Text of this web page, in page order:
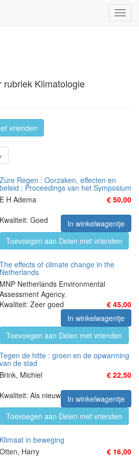
rubriek Klimatologie
vrienden
Zure Regen : Oorzaken, effecten en
beleid ; Proceedings van het Symposium
E H Adema
€ 50,00
Kwaliteit: Goed
In winkelwagentje
Toevoegen aan Delen met vrienden
The effects of climate change in the
Netherlands
MNP Netherlands Environmental
Assessment Agency.
€ 45,00
Kwaliteit: Zeer goed
In winkelwagentje
Toevoegen aan Delen met vrienden
Tegen de hitte : groen en de opwarming
van de stad
Brink, Michiel
€ 22,50
Kwaliteit: Als nieuw
In winkelwagentje
Toevoegen aan Delen met vrienden
Klimaat in beweging
Otten, Harry
€ 16,00